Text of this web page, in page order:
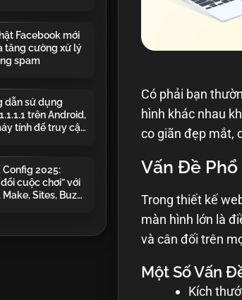
Facebook mới
tăng cường xử lý
spam
dẫn sử dụng
trên Android,
tính để truy cập
Config 2025:
cuộc chơi” với
Make, Sites, Buzz,
Có phải bạn
hình khác nhau
co giãn đẹp mắt,
Vấn Đề
Trong thiết kế
màn hình lớn là
và cân đối trên
Một Số Vấn
Kích